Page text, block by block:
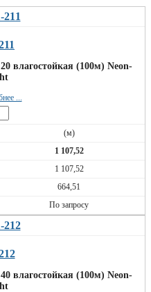
влагостойкая (100м) Neon-
...
(м)
1 107,52
1 107,52
664,51
По запросу
влагостойкая (100м) Neon-